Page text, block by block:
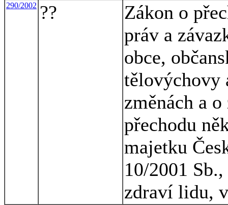
290/2002 ??
Zákon o
práv a
obce,
tělovýchovy
změnách a
přechodu
majetku
10/2001
zdraví lidu,